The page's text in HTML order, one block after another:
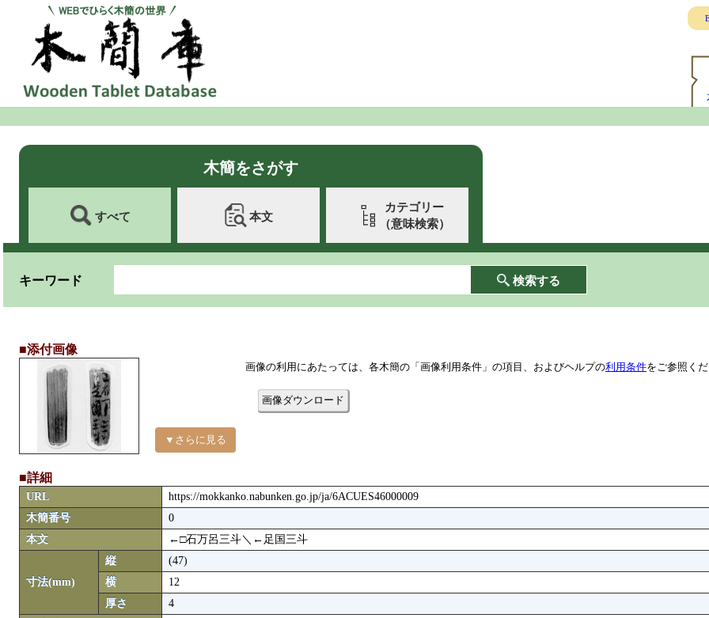
木簡をさがす
すべて 本文
カテゴリー
（意味検索）
キーワード 検索する
■添付画像
▼さらに見る
画像の利用にあたっては、各木簡の「画像利用条件」の項目、およびヘルプの利用条件をご参照く
画像ダウンロード
■詳細
URL
https://mokkanko.nabunken.go.jp/ja/6ACUES46000009
木簡番号
0
本文
←□石万呂三斗＼←足国三斗
寸法(mm)
縦
(47)
横
12
厚さ
4